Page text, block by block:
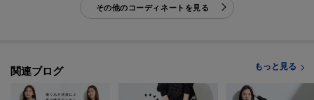
その他のコーディネートを見る
関連ブログ もっと見る